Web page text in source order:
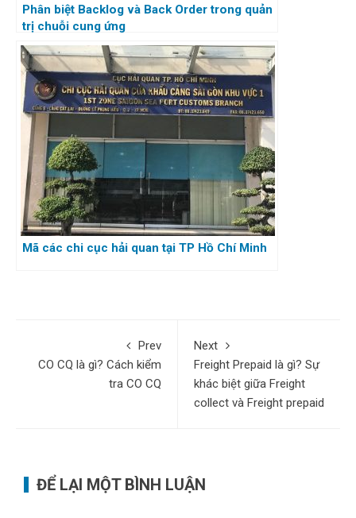
Phân biệt Backlog và Back Order trong quản
trị chuỗi cung ứng
Mã các chi cục hải quan tại TP Hồ Chí Minh
Prev
CO CQ là gì? Cách kiểm
tra CO CQ
Next
Freight Prepaid là gì? Sự
khác biệt giữa Freight
collect và Freight prepaid
ĐỂ LẠI MỘT BÌNH LUẬN